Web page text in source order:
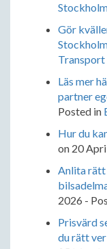
Gör
Transport
Läs mer
partner
Posted in
Hur du
on 20
Anlita rätt
2026 -
Prisvärd
du rätt